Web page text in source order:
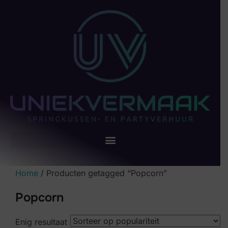
Home / Producten getagged “Popcorn”
Popcorn
Enig resultaat